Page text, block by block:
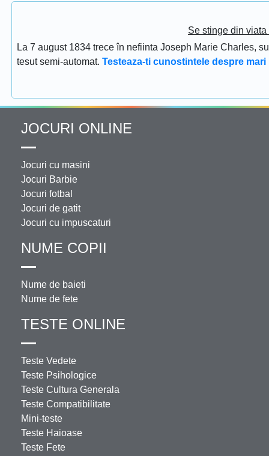
Se stinge din
La 7 august 1834 trece în nefiinta Joseph Marie Charles,
tesut semi-automat. Testeaza-ti cunostintele despre
JOCURI ONLINE
Jocuri cu masini
Jocuri Barbie
Jocuri fotbal
Jocuri de gatit
Jocuri cu impuscaturi
NUME COPII
Nume de baieti
Nume de fete
TESTE ONLINE
Teste Vedete
Teste Psihologice
Teste Cultura Generala
Teste Compatibilitate
Mini-teste
Teste Haioase
Teste Fete